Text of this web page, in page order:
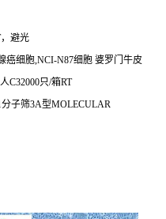
，避光
癌细胞,NCI-N87细胞 婆罗门牛皮
C32000只/箱RT
分子筛3A型MOLECULAR